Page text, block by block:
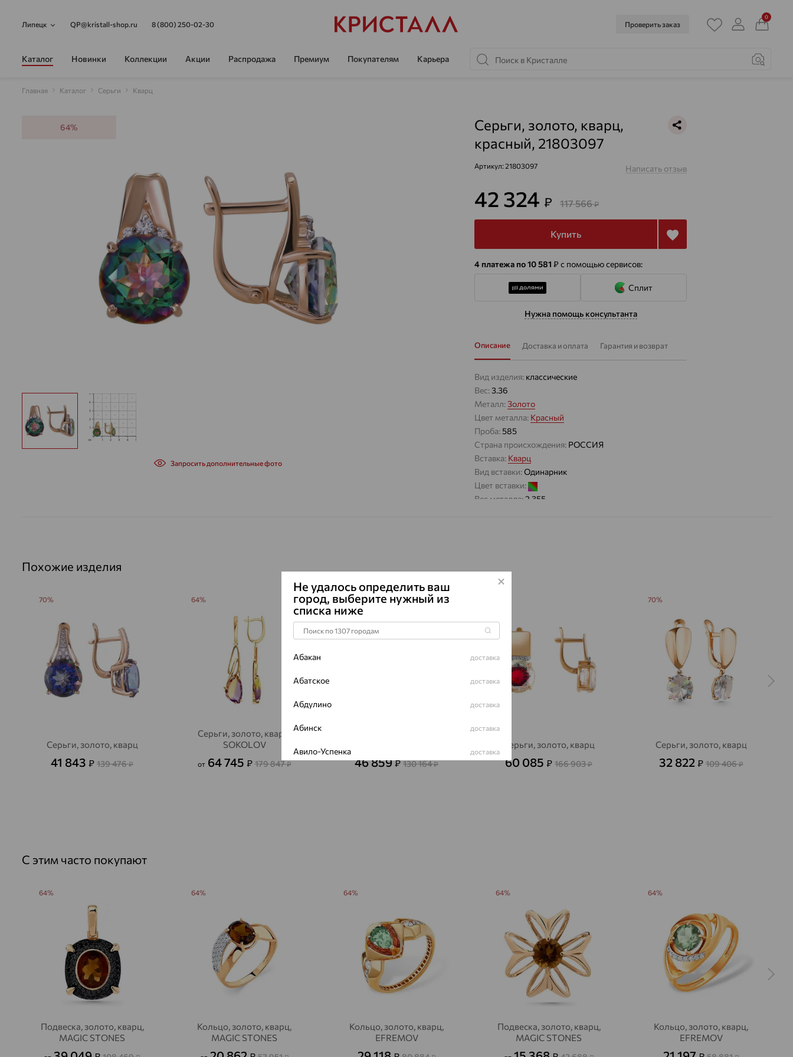
Липецк QP@kristall-shop.ru 8 (800) 250-02-30 Проверить заказ
0
Каталог Новинки Коллекции Акции Распродажа Премиум Покупателям Карьера
Главная Каталог Серьги Кварц
64%
Запросить дополнительные фото
Серьги, золото, кварц,
красный, 21803097
Артикул: 21803097 Написать отзыв
42 324 ₽ 117 566₽
Купить
4 платежа по 10 581 ₽с помощью сервисов:
Сплит
Нужна помощь консультанта
Описание Доставка и оплата Гарантия и возврат
Вид изделия: классические
Вес:3.36
Металл:Золото
Цвет металла: Красный
Проба:585
Страна происхождения: РОССИЯ
Вставка: Кварц
Вид вставки:Одинарник
Цвет вставки:
Вес металла:2.355
Похожие изделия
Серьги, золото, кварц
41 843 ₽ 139 476₽
70%
Серьги, золото, кварц,
SOKOLOV
от 64 745 ₽ 179 847₽
64%
46 859₽ 130 164₽
64%
Серьги, золото, кварц
60 085 ₽ 166 903₽
Серьги, золото, кварц
32 822 ₽ 109 406₽
70%
С этим часто покупают
Подвеска, золото, кварц,
MAGIC STONES
64%
Кольцо, золото, кварц,
MAGIC STONES
64%
Кольцо, золото, кварц,
EFREMOV
64%
Подвеска, золото, кварц,
MAGIC STONES
64%
Кольцо, золото, кварц,
EFREMOV
64%
Не удалось определить ваш
город, выберите нужный из
списка ниже
Абакан доставка
Абатское доставка
Абдулино доставка
Абинск доставка
Авило-Успенка доставка
доставка